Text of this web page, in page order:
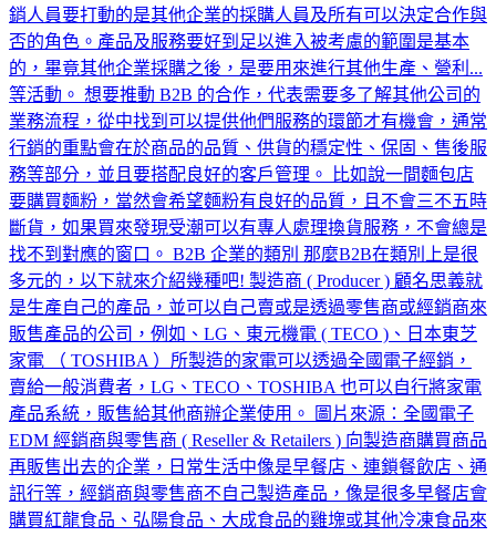
銷人員要打動的是其他企業的採購人員及所有可以決定合作與
否的角色。產品及服務要好到足以進入被考慮的範圍是基本
的，畢竟其他企業採購之後，是要用來進行其他生產、營利...
等活動。 想要推動 B2B 的合作，代表需要多了解其他公司的
業務流程，從中找到可以提供他們服務的環節才有機會，通常
行銷的重點會在於商品的品質、供貨的穩定性、保固、售後服
務等部分，並且要搭配良好的客戶管理。 比如說一間麵包店
要購買麵粉，當然會希望麵粉有良好的品質，且不會三不五時
斷貨，如果買來發現受潮可以有專人處理換貨服務，不會總是
找不到對應的窗口。 B2B 企業的類別 那麼B2B在類別上是很
多元的，以下就來介紹幾種吧! 製造商 ( Producer ) 顧名思義就
是生產自己的產品，並可以自己賣或是透過零售商或經銷商來
販售產品的公司，例如、LG、東元機電 ( TECO )、日本東芝
家電 （ TOSHIBA ）所製造的家電可以透過全國電子經銷，
賣給一般消費者，LG、TECO、TOSHIBA 也可以自行將家電
產品系統，販售給其他商辦企業使用。 圖片來源：全國電子
EDM 經銷商與零售商 ( Reseller & Retailers ) 向製造商購買商品
再販售出去的企業，日常生活中像是早餐店、連鎖餐飲店、通
訊行等，經銷商與零售商不自己製造產品，像是很多早餐店會
購買紅龍食品、弘陽食品、大成食品的雞塊或其他冷凍食品來